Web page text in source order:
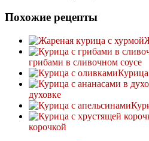
Похожие рецепты
грибами в сливочном соусе
духовке
корочкой